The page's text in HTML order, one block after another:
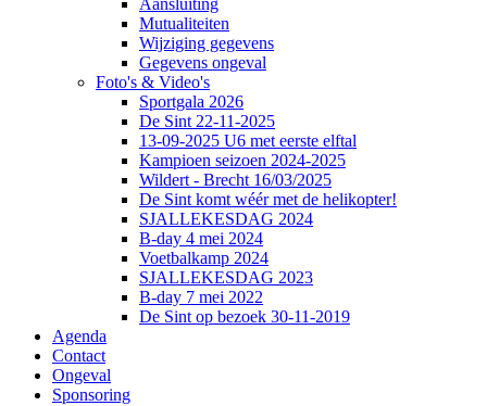
Aansluiting
Mutualiteiten
Wijziging gegevens
Gegevens ongeval
Foto's & Video's
Sportgala 2026
De Sint 22-11-2025
13-09-2025 U6 met eerste elftal
Kampioen seizoen 2024-2025
Wildert - Brecht 16/03/2025
De Sint komt wéér met de helikopter!
SJALLEKESDAG 2024
B-day 4 mei 2024
Voetbalkamp 2024
SJALLEKESDAG 2023
B-day 7 mei 2022
De Sint op bezoek 30-11-2019
Agenda
Contact
Ongeval
Sponsoring